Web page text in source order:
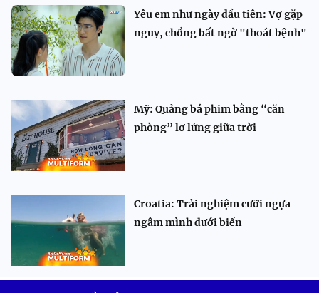
Yêu em như ngày đầu tiên: Vợ gặp
nguy, chồng bất ngờ "thoát bệnh"
Mỹ: Quảng bá phim bằng “căn
phòng” lơ lửng giữa trời
Croatia: Trải nghiệm cưỡi ngựa
ngâm mình dưới biển